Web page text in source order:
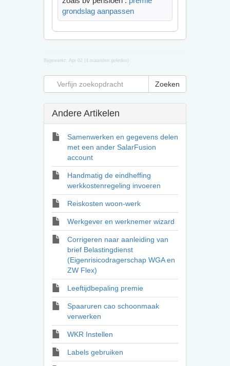
grondslag aanpassen
Bijgewerkt: Apr 02 (4 maanden geleden)
Andere Artikelen
Samenwerken en gegevens delen
met een ander SalarFusion
account
Handmatig de eindheffing
werkkostenregeling invoeren
Reiskosten woon-werk
Werkgever en werknemer wizard
Corrigeren naar aanleiding van
brief Belastingdienst
(Eigenrisicodragerschap WGA en
ZW Flex)
Leeftijdbepaling premie
Spaaruren cao schoonmaak
verwerken
WKR Instellen
Labels gebruiken